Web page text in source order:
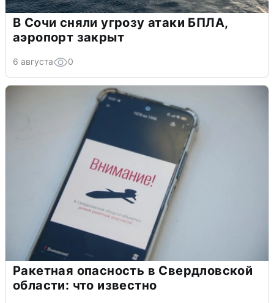
В Сочи сняли угрозу атаки БПЛА,
аэропорт закрыт
6 августа 0
Ракетная опасность в Свердловской
области: что известно